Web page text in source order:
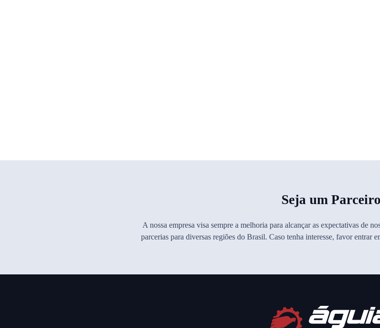
Seja um Parceiro
A nossa empresa visa sempre a melhoria para alcançar as expectativas de
parcerias para diversas regiões do Brasil. Caso tenha interesse, favor entrar